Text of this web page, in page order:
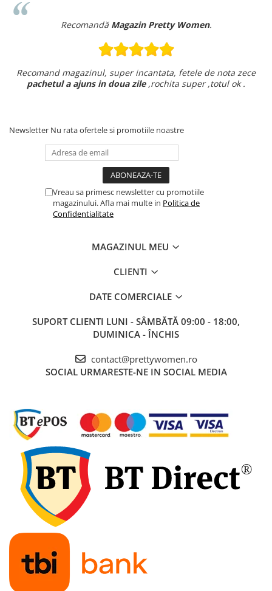
Recomandă Magazin Pretty Women.
Recomand magazinul, super incantata, fetele de nota zece
pachetul a ajuns in doua zile,rochita super ,totul ok .
Newsletter Nu rata ofertele si promotiile noastre
Vreau sa primesc newsletter cu promotiile
magazinului. Afla mai multe in Politica de
Confidentialitate
MAGAZINUL MEU
CLIENTI
DATE COMERCIALE
SUPORT CLIENTI LUNI - SÂMBĂTĂ 09:00 - 18:00,
DUMINICA - ÎNCHIS
contact@prettywomen.ro
SOCIAL URMARESTE-NE IN SOCIAL MEDIA